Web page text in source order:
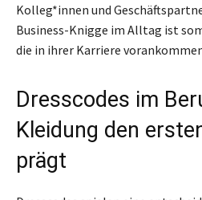
Kolleg*innen und
Business-Knigge im Alltag ist
die in ihrer Karriere
Dresscodes im
Kleidung den
prägt